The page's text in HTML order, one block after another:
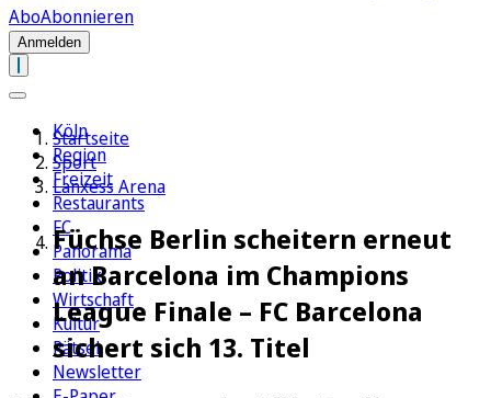
AboAbonnieren
Anmelden
Köln
Region
Freizeit
Restaurants
FC
Panorama
Politik
Wirtschaft
Kultur
Rätsel
Newsletter
Startseite
Sport
Lanxess Arena
Füchse Berlin scheitern erneut
an Barcelona im Champions
League Finale – FC Barcelona
sichert sich 13. Titel